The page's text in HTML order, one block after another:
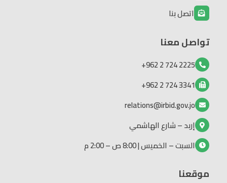
اتصل بنا
تواصل معنا
2225 724 2 962+
3341 724 2 962+
relations@irbid.gov.jo
إربد – شارع الهاشمي
السبت – الخميس | 8:00 ص – 2:00 م
موقعنا